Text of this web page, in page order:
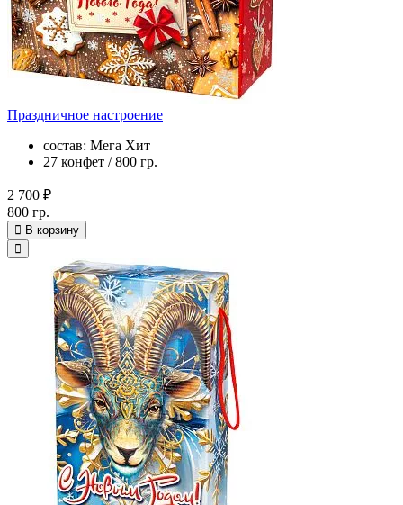
Праздничное настроение
состав: Мега Хит
27 конфет / 800 гр.
2 700 ₽
800 гр.
В корзину